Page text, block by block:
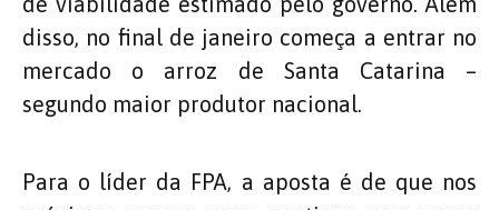
disso, no final de janeiro começa a entrar no
mercado o arroz de Santa Catarina –
segundo maior produtor nacional.
Para o líder da FPA, a aposta é de que nos